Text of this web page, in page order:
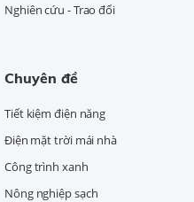
Nghiên cứu - Trao đổi
Chuyên đề
Tiết kiệm điện năng
Điện mặt trời mái nhà
Công trình xanh
Nông nghiệp sạch